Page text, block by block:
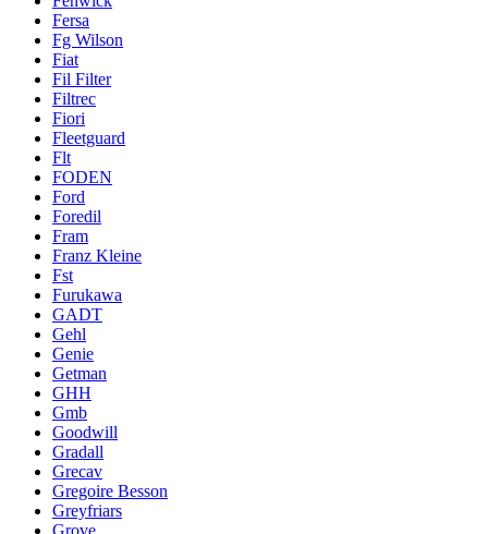
Fersa
Fg Wilson
Fiat
Fil Filter
Filtrec
Fiori
Fleetguard
Flt
FODEN
Ford
Foredil
Fram
Franz Kleine
Fst
Furukawa
GADT
Gehl
Genie
Getman
GHH
Gmb
Goodwill
Gradall
Grecav
Gregoire Besson
Greyfriars
Grove